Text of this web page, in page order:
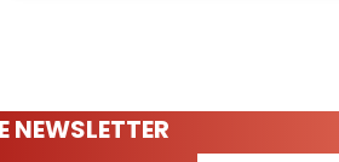
NEWSLETTER